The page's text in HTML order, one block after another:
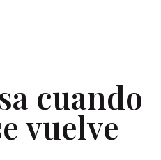
cuando
vuelve